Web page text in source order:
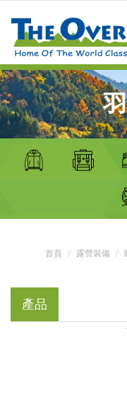
首頁 露營裝備
產品